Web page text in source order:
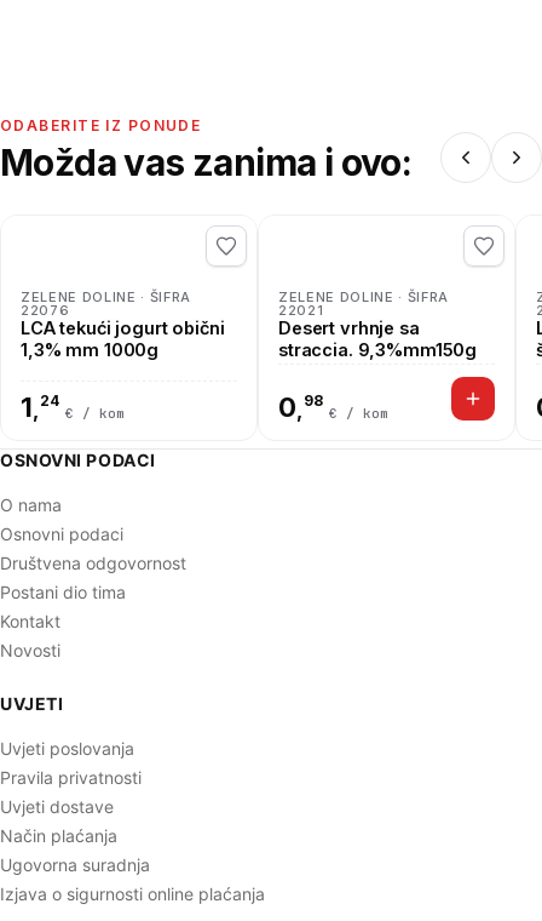
ODABERITE IZ PONUDE
Možda vas zanima i ovo:
ZELENE DOLINE · ŠIFRA
22076
LCA tekući jogurt obični
1,3% mm 1000g
1, 24
€ / kom
ZELENE DOLINE · ŠIFRA
22021
Desert vrhnje sa
straccia. 9,3%mm150g
0, 98
€ / kom
OSNOVNI PODACI
O nama
Osnovni podaci
Društvena odgovornost
Postani dio tima
Kontakt
Novosti
UVJETI
Uvjeti poslovanja
Pravila privatnosti
Uvjeti dostave
Način plaćanja
Ugovorna suradnja
Izjava o sigurnosti online plaćanja